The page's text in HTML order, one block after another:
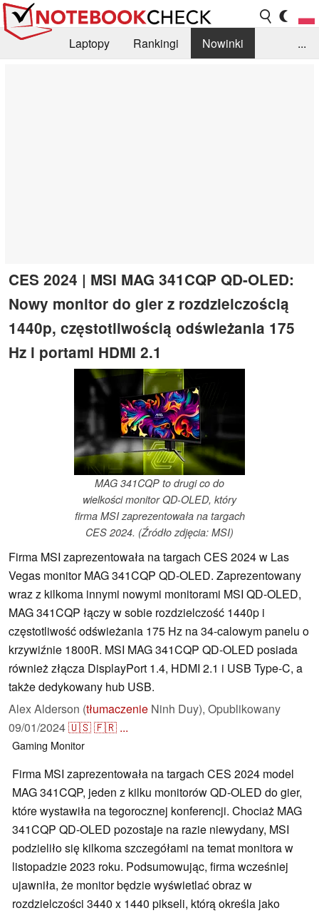
Laptopy Rankingi
Nowinki
...
CES 2024 | MSI MAG 341CQP QD-OLED:
Nowy monitor do gier z rozdzielczością
1440p, częstotliwością odświeżania 175
Hz i portami HDMI 2.1
MAG 341CQP to drugi co do
wielkości monitor QD-OLED, który
firma MSI zaprezentowała na targach
CES 2024. (Źródło zdjęcia: MSI)
Firma MSI zaprezentowała na targach CES 2024 w Las
Vegas monitor MAG 341CQP QD-OLED. Zaprezentowany
wraz z kilkoma innymi nowymi monitorami MSI QD-OLED,
MAG 341CQP łączy w sobie rozdzielczość 1440p i
częstotliwość odświeżania 175 Hz na 34-calowym panelu o
krzywiźnie 1800R. MSI MAG 341CQP QD-OLED posiada
również złącza DisplayPort 1.4, HDMI 2.1 i USB Type-C, a
także dedykowany hub USB.
Alex Alderson (tłumaczenie Ninh Duy), Opublikowany
09/01/2024🇺🇸🇫🇷 ...
Gaming Monitor
Firma MSI zaprezentowała na targach CES 2024 model
MAG 341CQP, jeden z kilku monitorów QD-OLED do gier,
które wystawiła na tegorocznej konferencji. Chociaż MAG
341CQP QD-OLED pozostaje na razie niewydany, MSI
podzieliło się kilkoma szczegółami na temat monitora w
listopadzie 2023 roku. Podsumowując, firma wcześniej
ujawniła, że monitor będzie wyświetlać obraz w
rozdzielczości 3440 x 1440 pikseli, którą określa jako